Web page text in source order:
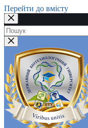
Перейти до вмісту
Немає
результатів